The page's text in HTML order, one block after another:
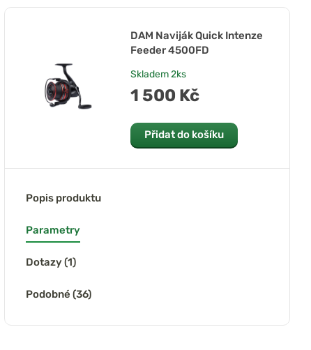
DAM Naviják Quick Intenze
Feeder 4500FD
Skladem2ks
1 500 Kč
Přidat do košíku
Popis produktu
Parametry
Dotazy (1)
Podobné (36)